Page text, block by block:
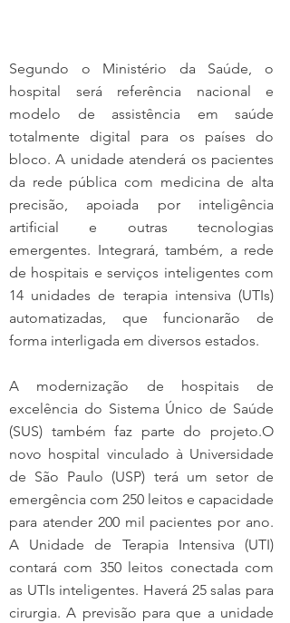
Segundo o Ministério da Saúde, o
hospital será referência nacional e
modelo de assistência em saúde
totalmente digital para os países do
bloco. A unidade atenderá os pacientes
da rede pública com medicina de alta
precisão, apoiada por inteligência
artificial e outras tecnologias
emergentes. Integrará, também, a rede
de hospitais e serviços inteligentes com
14 unidades de terapia intensiva (UTIs)
automatizadas, que funcionarão de
forma interligada em diversos estados.
A modernização de hospitais de
excelência do Sistema Único de Saúde
(SUS) também faz parte do projeto.O
novo hospital vinculado à Universidade
de São Paulo (USP) terá um setor de
emergência com 250 leitos e capacidade
para atender 200 mil pacientes por ano.
A Unidade de Terapia Intensiva (UTI)
contará com 350 leitos conectada com
as UTIs inteligentes. Haverá 25 salas para
cirurgia. A previsão para que a unidade